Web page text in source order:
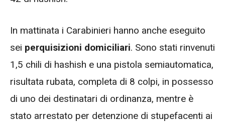
In mattinata i Carabinieri hanno anche eseguito
sei perquisizioni domiciliari. Sono stati rinvenuti
1,5 chili di hashish e una pistola semiautomatica,
risultata rubata, completa di 8 colpi, in possesso
di uno dei destinatari di ordinanza, mentre è
stato arrestato per detenzione di stupefacenti ai